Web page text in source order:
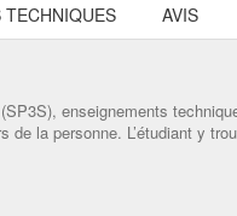
AVIS
enseignements
la personne. L’étudiant y